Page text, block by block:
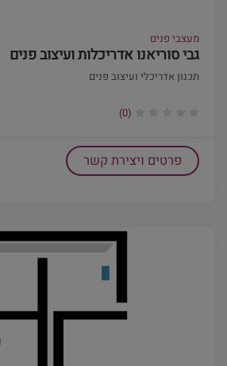
מעצבי פנים
גבי סוריאנו אדריכלות ועיצוב פנים
תכנון אדריכלי ועיצוב פנים
(0)
פרטים ויצירת קשר